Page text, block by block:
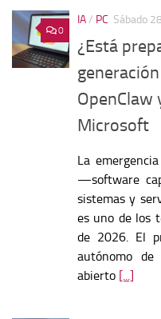
0
IA/ PC Sábado
¿Está
OpenClaw
Microsoft
La
—software
sistemas y
es uno de los
de 2026. El
autónomo
abierto [...]